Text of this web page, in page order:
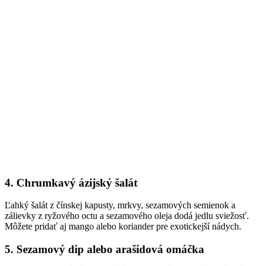
4. Chrumkavý ázijský šalát
Ľahký šalát z čínskej kapusty, mrkvy, sezamových semienok a
zálievky z ryžového octu a sezamového oleja dodá jedlu sviežosť.
Môžete pridať aj mango alebo koriander pre exotickejší nádych.
5. Sezamový dip alebo arašidová omáčka